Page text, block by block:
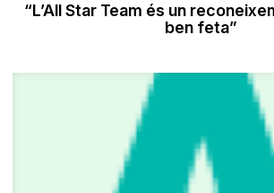
“L’All Star Team és un
ben feta”